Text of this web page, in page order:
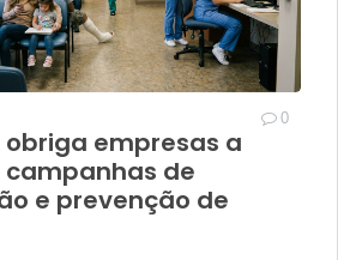
obriga empresas a
de
e prevenção de
0